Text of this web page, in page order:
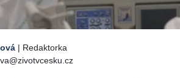
| Redaktorka